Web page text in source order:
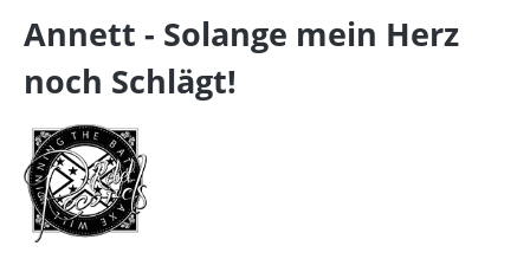
Annett - Solange mein Herz
noch Schlägt!